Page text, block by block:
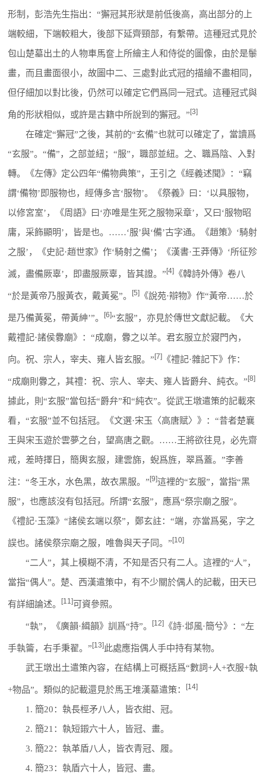
形制，彭浩先生指出：“獬冠其形狀是前低後高，高出部分的上
端較細，下端較粗大，後部下延齊頸部，有繫帶。這種冠式見於
包山楚墓出土的人物車馬奩上所繪主人和侍從的圖像，由於是䰍
畫，而且畫面很小，故圖中二、三處對此式冠的描繪不盡相同，
但仔細加以對比後，仍然可以確定它們爲同一冠式。這種冠式與
角的形狀相似，或許是古籍中所說到的獬冠。”[3]
在確定“獬冠”之後，其前的“玄備”也就可以確定了，當讀爲
“玄服”。“備”，之部並紐；“服”，職部並紐。之、職爲陰、入對
轉。《左傳》定公四年“備物典策”，王引之《經義述聞》：“竊
謂‘備物’即服物也，經傳多言‘服物’。《祭義》曰：‘以具服物，
以修宮室’，《周語》曰‘亦唯是生死之服物采章’，又曰‘服物昭
庸，采飾顯明’，皆是也。……‘服’與‘備’古字通。《趙策》‘騎射
之服’，《史記·趙世家》作‘騎射之備’；《漢書·王莽傳》‘所征殄
滅，盡備厥辜’，即盡服厥辜，皆其證。”[4] 《韓詩外傳》卷八
“於是黃帝乃服黃衣，戴黃冕”。 [5] 《說苑·辯物》作“黃帝……於
是乃備黃冕，帶黃紳’”。 [6]“玄服”，亦見於傳世文獻記載。《大
戴禮記·諸侯釁廟》：“成廟，釁之以羊。君玄服立於寢門內，
向。祝、宗人，宰夫、雍人皆玄服。” [7] 《禮記·雜記下》作：
“成廟則釁之，其禮：祝、宗人、宰夫、雍人皆爵弁、純衣。” [8]
據此，則“玄服”當包括“爵弁”和“純衣”。從武王墩遣策的記載來
看，“玄服”並不包括冠。《文選·宋玉〈高唐赋〉》：“昔者楚襄
王與宋玉遊於雲夢之台，望高唐之觀。……王將欲往見，必先齋
戒，差時擇日，簡輿玄服，建雲旆，蜺爲旌，翠爲蓋。”李善
注：“冬王水，水色黑，故衣黑服。” [9]這裡的“玄服”，當指“黑
服”，也應該沒有包括冠。所謂“玄服”，應爲“祭宗廟之服”。
《禮記·玉藻》“諸侯玄端以祭”，鄭玄註：“端，亦當爲冕，字之
誤也。諸侯祭宗廟之服，唯魯與天子同。” [10]
“二人”，其上模糊不清，不知是否只有二人。這裡的“人”，
當指“偶人”。楚、西漢遣策中，有不少關於偶人的記載，田天已
有詳細論述。 [11]可資參照。
“執”，《廣韻·緝韻》訓爲“持”。 [12] 《詩·邶風·簡兮》：“左
手執籥，右手秉翟。” [13] 此處應指偶人手中持有某物。
武王墩出土遣策內容，在結構上可概括爲“數詞+人+衣服+執
+物品”。類似的記載還見於馬王堆漢墓遣策： [14]
1. 簡20：執長桱矛八人，皆衣紺、冠。
2. 簡21：執短鎩六十人，皆冠、畫。
3. 簡22：執革盾八人，皆衣青冠、履。
4. 簡23：執盾六十人，皆冠、畫。